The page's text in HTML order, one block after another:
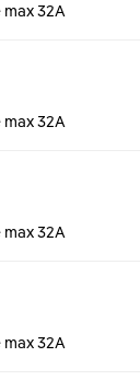
32A
32A
32A
32A